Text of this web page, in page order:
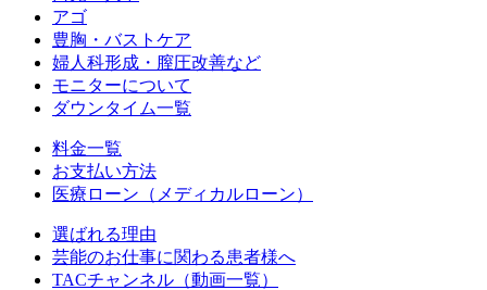
アゴ
豊胸・バストケア
婦人科形成・膣圧改善など
モニターについて
ダウンタイム一覧
料金一覧
お支払い方法
医療ローン（メディカルローン）
選ばれる理由
芸能のお仕事に関わる患者様へ
TACチャンネル（動画一覧）